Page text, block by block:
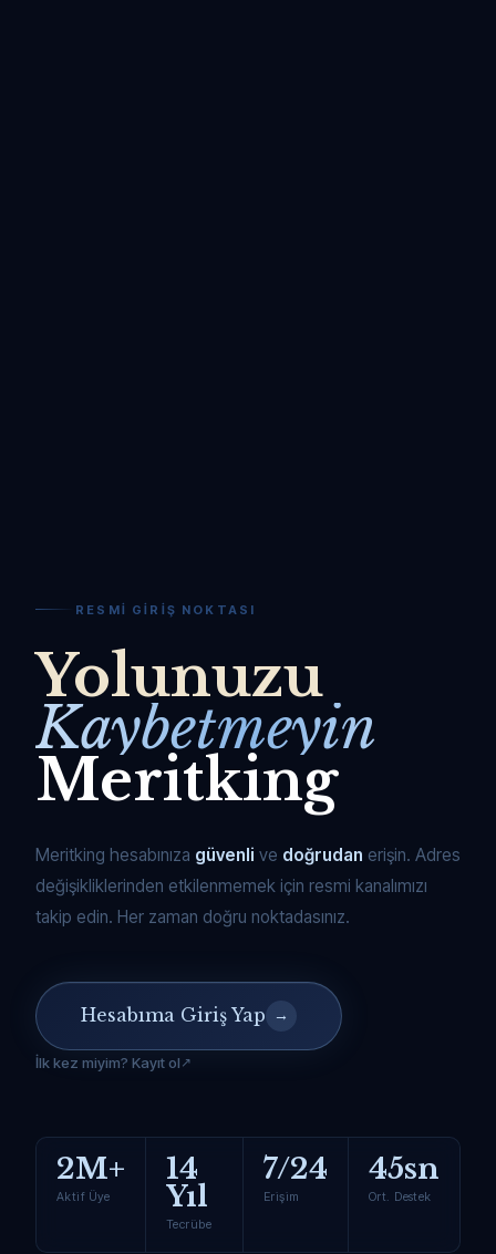
RESMI GIRIŞ NOKTASI
Yolunuzu
Kaybetmeyin
Meritking
Meritking hesabınıza güvenli ve doğrudan erişin. Adres
değişikliklerinden etkilenmemek için resmi kanalımızı
takip edin. Her zaman doğru noktadasınız.
Hesabıma Giriş Yap →
İlk kez miyim? Kayıt ol
2M+
Aktif Üye
14
Yıl
Tecrübe
7/24
Erişim
45sn
Ort. Destek